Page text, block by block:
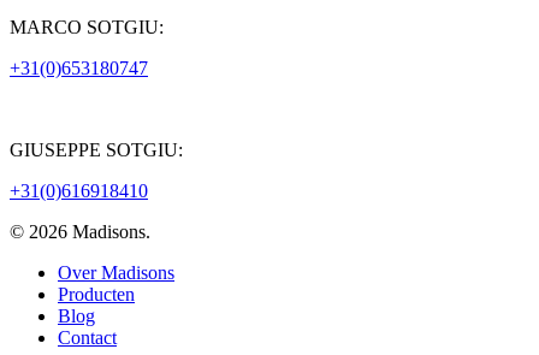
MARCO SOTGIU:
+31(0)653180747
GIUSEPPE SOTGIU:
+31(0)616918410
© 2026 Madisons.
Close
Menu
Over Madisons
Producten
Blog
Contact